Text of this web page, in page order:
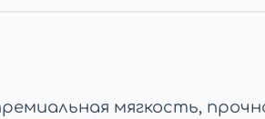
мягкость,